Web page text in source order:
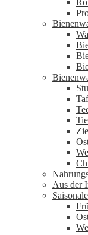
Aus der